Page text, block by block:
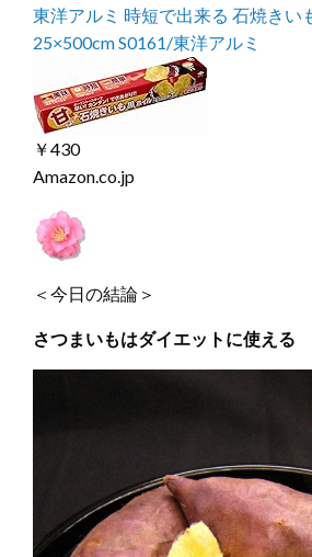
東洋アルミ 時短で出来る 石焼きい
25×500cm S0161/東洋アルミ
￥430
Amazon.co.jp
＜今日の結論＞
さつまいもはダイエットに使える